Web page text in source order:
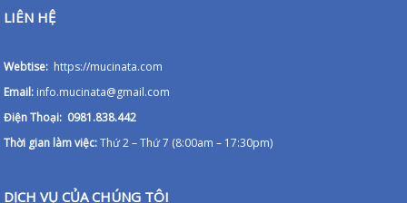
LIÊN HỆ
Webtise: https://mucinata.com
Email: info.mucinata@gmail.com
Điện Thoại: 0981.838.442
Thời gian làm việc:Thứ 2 – Thứ 7 (8:00am – 17:30pm)
DỊCH VỤ CỦA CHÚNG TÔI